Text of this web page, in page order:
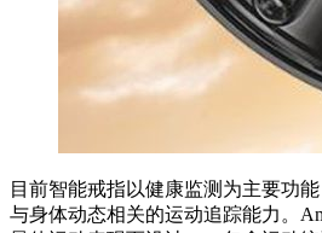
目前智能戒指以健康监测为主要功
与身体动态相关的运动追踪能力。